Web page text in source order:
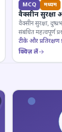
MCQ मध्यम
वैक्सीन सुरक्षा
वैक्सीन सुरक्षा,
संबंधित महत्वपूर्ण
टीके और प्रतिरक्षण
क्विज़ लें